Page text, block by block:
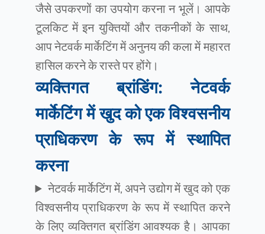
जैसे उपकरणों का उपयोग करना न भूलें। आपके
टूलकिट में इन युक्तियों और तकनीकों के साथ,
आप नेटवर्क मार्केटिंग में अनुनय की कला में महारत
हासिल करने के रास्ते पर होंगे।
व्यक्तिगत ब्रांडिंग: नेटवर्क
मार्केटिंग में खुद को एक विश्वसनीय
प्राधिकरण के रूप में स्थापित
करना
नेटवर्क मार्केटिंग में, अपने उद्योग में खुद को एक
विश्वसनीय प्राधिकरण के रूप में स्थापित करने
के लिए व्यक्तिगत ब्रांडिंग आवश्यक है। आपका